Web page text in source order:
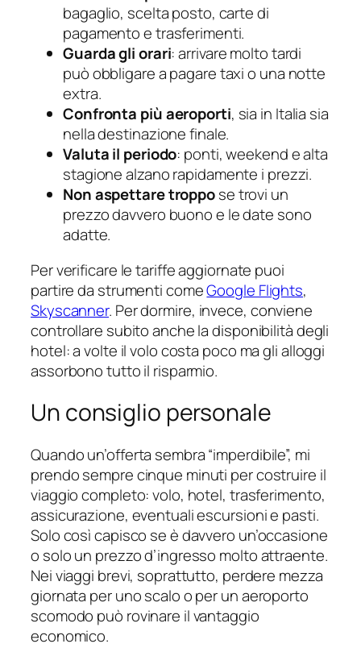
bagaglio, scelta posto, carte di
pagamento e trasferimenti.
Guarda gli orari: arrivare molto tardi
può obbligare a pagare taxi o una notte
extra.
Confronta più aeroporti, sia in Italia sia
nella destinazione finale.
Valuta il periodo: ponti, weekend e alta
stagione alzano rapidamente i prezzi.
Non aspettare troppose trovi un
prezzo davvero buono e le date sono
adatte.
Per verificare le tariffe aggiornate puoi
partire da strumenti comeGoogle Flights,
Skyscanner. Per dormire, invece, conviene
controllare subito anche la disponibilità degli
hotel: a volte il volo costa poco ma gli alloggi
assorbono tutto il risparmio.
Un consiglio personale
Quando un’offerta sembra “imperdibile”, mi
prendo sempre cinque minuti per costruire il
viaggio completo: volo, hotel, trasferimento,
assicurazione, eventuali escursioni e pasti.
Solo così capisco se è davvero un’occasione
o solo un prezzo d’ingresso molto attraente.
Nei viaggi brevi, soprattutto, perdere mezza
giornata per uno scalo o per un aeroporto
scomodo può rovinare il vantaggio
economico.